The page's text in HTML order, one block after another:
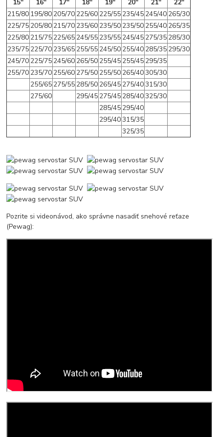
15" 16" 17" 18" 19" 20" 21"
22"
215/80 195/80 205/70 225/60 225/55 235/45 245/40 265/30
225/75 205/80 215/70 235/60 235/50 235/50 255/40 265/35
225/80 215/75 225/65 245/55 235/55 245/45 275/35 285/30
235/75 225/70 235/65 255/55 245/50 255/40 285/35 295/30
245/70 225/75 245/60 265/50 255/45 255/45 295/35
255/70 235/70 255/60 275/50 255/50 265/40305/30
255/65 275/55 285/50 265/45 275/40315/30
275/60
295/45 275/45 285/40325/30
285/45 295/40
295/40315/35
325/35
Pozrite si videonávod, ako správne nasadiť snehové reťaze
(Pewag):